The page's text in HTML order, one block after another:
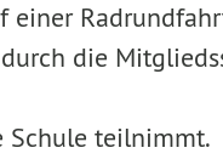
einer
durch die
Schule teilnimmt.